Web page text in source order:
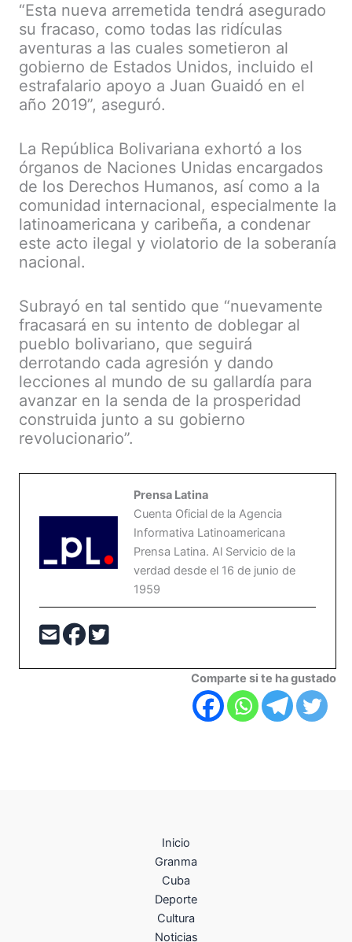
“Esta nueva arremetida tendrá asegurado
su fracaso, como todas las ridículas
aventuras a las cuales sometieron al
gobierno de Estados Unidos, incluido el
estrafalario apoyo a Juan Guaidó en el
año 2019”, aseguró.
La República Bolivariana exhortó a los
órganos de Naciones Unidas encargados
de los Derechos Humanos, así como a la
comunidad internacional, especialmente la
latinoamericana y caribeña, a condenar
este acto ilegal y violatorio de la soberanía
nacional.
Subrayó en tal sentido que “nuevamente
fracasará en su intento de doblegar al
pueblo bolivariano, que seguirá
derrotando cada agresión y dando
lecciones al mundo de su gallardía para
avanzar en la senda de la prosperidad
construida junto a su gobierno
revolucionario”.
Prensa Latina
Cuenta Oficial de la Agencia
Informativa Latinoamericana
Prensa Latina. Al Servicio de la
verdad desde el 16 de junio de
1959
Comparte si te ha gustado
Inicio
Granma
Cuba
Deporte
Cultura
Noticias